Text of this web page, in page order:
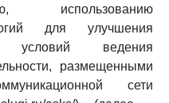
использованию
для улучшения
ведения
размещенными
сети